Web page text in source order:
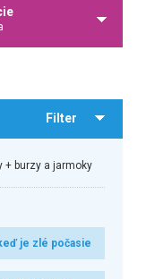
Filter
+ burzy a jarmoky
je zlé počasie